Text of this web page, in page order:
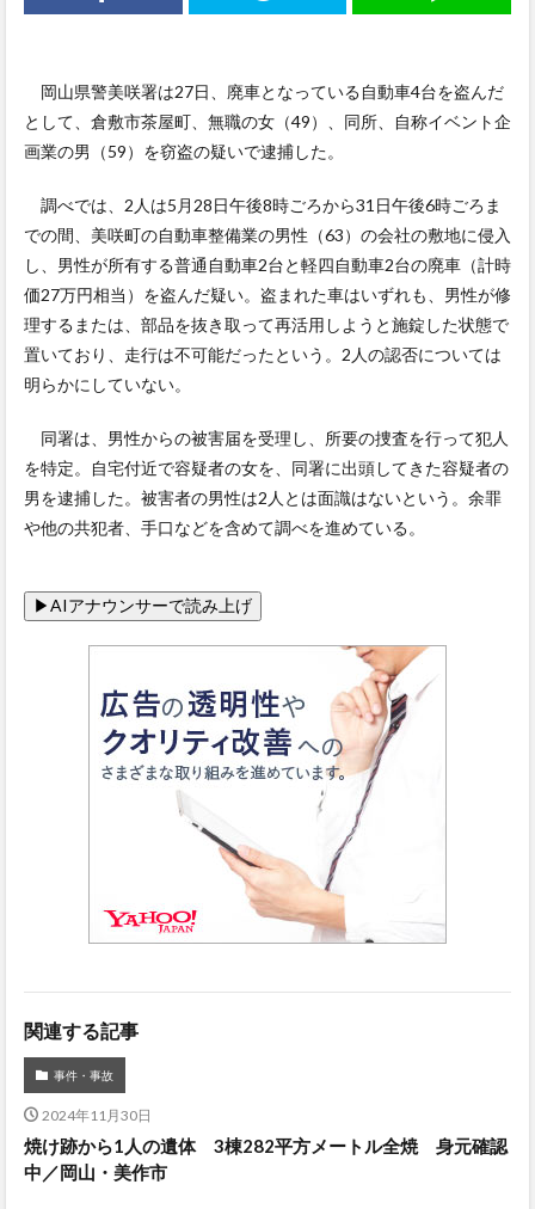
岡山県警美咲署は27日、廃車となっている自動車4台を盗んだ
として、倉敷市茶屋町、無職の女（49）、同所、自称イベント企
画業の男（59）を窃盗の疑いで逮捕した。
調べでは、2人は5月28日午後8時ごろから31日午後6時ごろま
での間、美咲町の自動車整備業の男性（63）の会社の敷地に侵入
し、男性が所有する普通自動車2台と軽四自動車2台の廃車（計時
価27万円相当）を盗んだ疑い。盗まれた車はいずれも、男性が修
理するまたは、部品を抜き取って再活用しようと施錠した状態で
置いており、走行は不可能だったという。2人の認否については
明らかにしていない。
同署は、男性からの被害届を受理し、所要の捜査を行って犯人
を特定。自宅付近で容疑者の女を、同署に出頭してきた容疑者の
男を逮捕した。被害者の男性は2人とは面識はないという。余罪
や他の共犯者、手口などを含めて調べを進めている。
関連する記事
事件・事故
2024年11月30日
焼け跡から1人の遺体 3棟282平方メートル全焼 身元確認
中／岡山・美作市